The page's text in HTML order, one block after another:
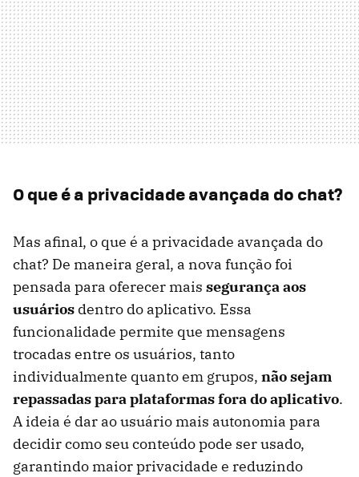
O que é a privacidade avançada do chat?
Mas afinal, o que é a privacidade avançada do
chat? De maneira geral, a nova função foi
pensada para oferecer mais segurança aos
usuários dentro do aplicativo. Essa
funcionalidade permite que mensagens
trocadas entre os usuários, tanto
individualmente quanto em grupos, não sejam
repassadas para plataformas fora do aplicativo.
A ideia é dar ao usuário mais autonomia para
decidir como seu conteúdo pode ser usado,
garantindo maior privacidade e reduzindo